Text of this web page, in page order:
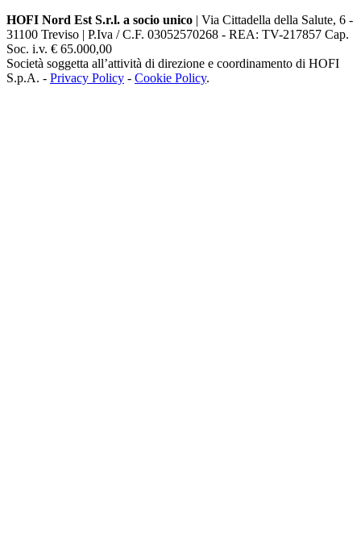
HOFI Nord Est S.r.l. a socio unico | Via Cittadella della Salute, 6 -
31100 Treviso | P.Iva / C.F. 03052570268 - REA: TV-217857 Cap.
Soc. i.v. € 65.000,00
Società soggetta all’attività di direzione e coordinamento di HOFI
S.p.A. - Privacy Policy - Cookie Policy.